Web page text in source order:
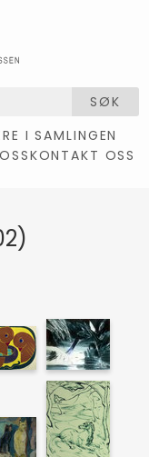
SØK
I SAMLINGEN
KONTAKT OSS